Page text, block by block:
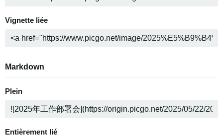
Vignette liée
Markdown
Plein
Entièrement lié